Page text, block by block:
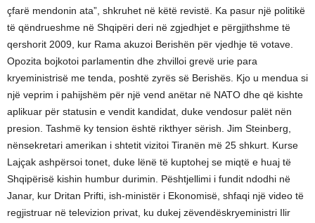
çfarë mendonin ata”, shkruhet në këtë revistë. Ka pasur një politikë
të qëndrueshme në Shqipëri deri në zgjedhjet e përgjithshme të
qershorit 2009, kur Rama akuzoi Berishën për vjedhje të votave.
Opozita bojkotoi parlamentin dhe zhvilloi grevë urie para
kryeministrisë me tenda, poshtë zyrës së Berishës. Kjo u mendua si
një veprim i pahijshëm për një vend anëtar në NATO dhe që kishte
aplikuar për statusin e vendit kandidat, duke vendosur palët nën
presion. Tashmë ky tension është rikthyer sërish. Jim Steinberg,
nënsekretari amerikan i shtetit vizitoi Tiranën më 25 shkurt. Kurse
Lajçak ashpërsoi tonet, duke lënë të kuptohej se miqtë e huaj të
Shqipërisë kishin humbur durimin. Pështjellimi i fundit ndodhi në
Janar, kur Dritan Prifti, ish-ministër i Ekonomisë, shfaqi një video të
regjistruar në televizion privat, ku dukej zëvendëskryeministri Ilir